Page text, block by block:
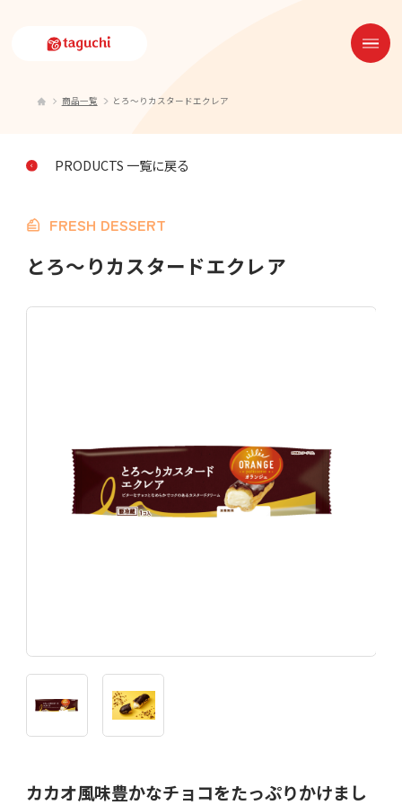
商品一覧 とろ～りカスタードエクレア
PRODUCTS 一覧に戻る
FRESH DESSERT
とろ～りカスタードエクレア
カカオ風味豊かなチョコをたっぷりかけまし